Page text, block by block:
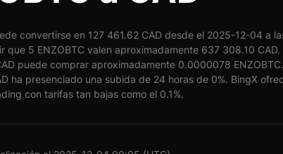
convertirse en 127 461.62 CAD desde el 2025-12-04 a
que 5 ENZOBTC valen aproximadamente 637 308.10 CAD.
puede comprar aproximadamente 0.0000078
ha presenciado una subida de 24 horas de 0%. BingX
con tarifas tan bajas como el 0.1%.